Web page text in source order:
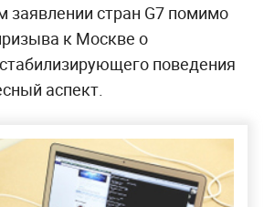
заявлении стран G7 помимо
к Москве о
поведения
аспект.